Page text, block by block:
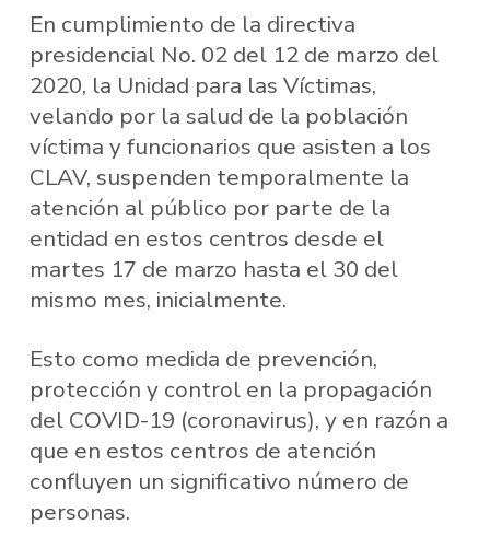
En cumplimiento de la directiva
presidencial No. 02 del 12 de marzo del
2020, la Unidad para las Víctimas,
velando por la salud de la población
víctima y funcionarios que asisten a los
CLAV, suspenden temporalmente la
atención al público por parte de la
entidad en estos centros desde el
martes 17 de marzo hasta el 30 del
mismo mes, inicialmente.
Esto como medida de prevención,
protección y control en la propagación
del COVID-19 (coronavirus), y en razón a
que en estos centros de atención
confluyen un significativo número de
personas.